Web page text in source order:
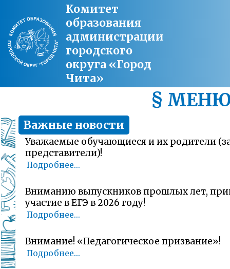
Комитет
образования
администрации
городского
округа «Город
Чита»
§
Важные новости
Уважаемые обучающиеся и их родители
представители)!
Подробнее...
Вниманию выпускников прошлых лет,
участие в ЕГЭ в 2026 году!
Подробнее...
Внимание! «Педагогическое призвание»!
Подробнее...